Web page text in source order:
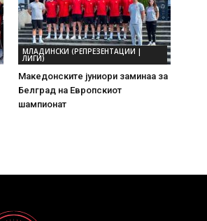
МЛАДИНСКИ (РЕПРЕЗЕНТАЦИИ |
ЛИГИ)
Македонските јуниори заминаа за
Белград на Европскиот
шампионат